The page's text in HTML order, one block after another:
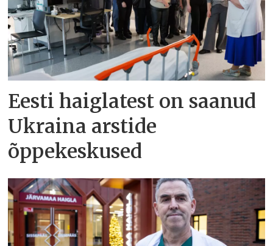
Eesti haiglatest on saanud
Ukraina arstide
õppekeskused